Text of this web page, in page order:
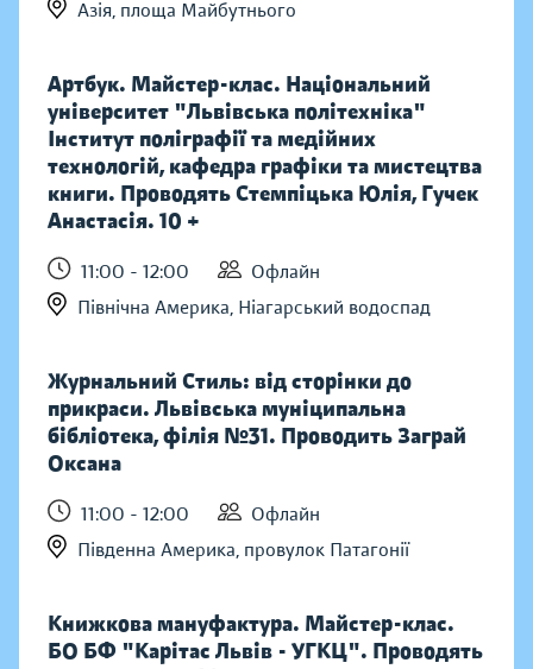
Азія, площа Майбутнього
Артбук. Майстер-клас. Національний
університет "Львівська політехніка"
Інститут поліграфії та медійних
технологій, кафедра графіки та мистецтва
книги. Проводять Стемпіцька Юлія, Гучек
Анастасія. 10 +
11:00 - 12:00
Офлайн
Північна Америка, Ніагарський водоспад
Журнальний Стиль: від сторінки до
прикраси. Львівська муніципальна
бібліотека, філія №31. Проводить Заграй
Оксана
11:00 - 12:00
Офлайн
Південна Америка, провулок Патагонії
Книжкова мануфактура. Майстер-клас.
БО БФ "Карітас Львів - УГКЦ". Проводять